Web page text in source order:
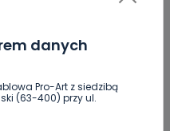
danych
Pro-Art z siedzibą
(63-400) przy ul.